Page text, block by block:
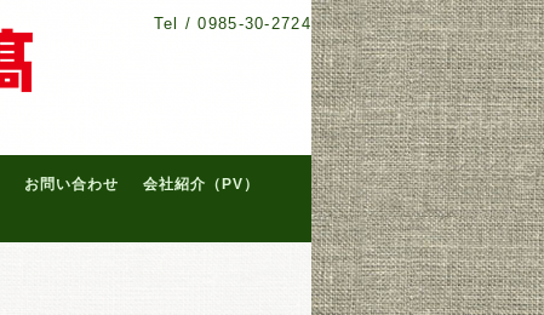
Tel /0985-30-2724
お問い合わせ
会社紹介（PV）